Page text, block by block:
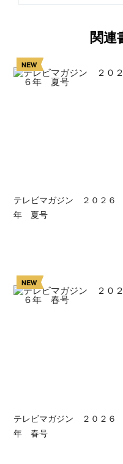
関連
NEW
テレビマガジン ２０２６
年 夏号
NEW
テレビマガジン ２０２６
年 春号